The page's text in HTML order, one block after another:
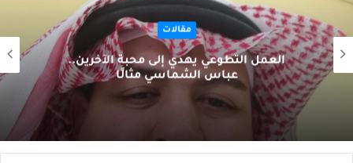
مقالات
العمل التطوعي يهدي إلى محبة الآخرين..
عباس الشماسي مثالًا